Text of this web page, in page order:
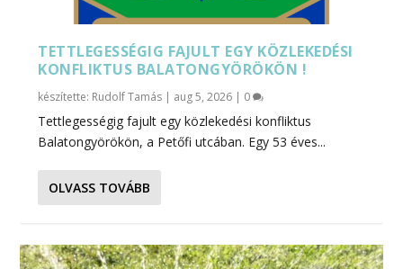
TETTLEGESSÉGIG FAJULT EGY KÖZLEKEDÉSI
KONFLIKTUS BALATONGYÖRÖKÖN !
készítette: Rudolf Tamás | aug 5, 2026 | 0
Tettlegességig fajult egy közlekedési konfliktus
Balatongyörökön, a Petőfi utcában. Egy 53 éves...
OLVASS TOVÁBB